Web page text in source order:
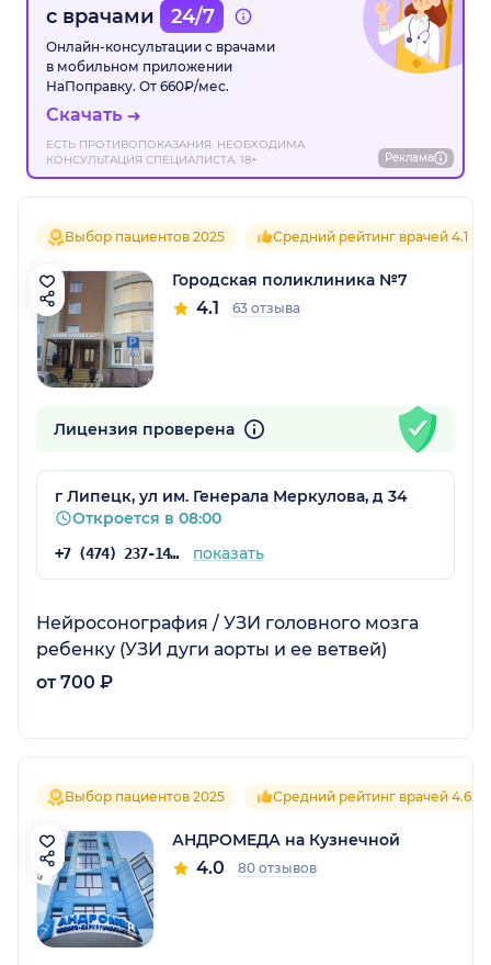
с врачами 24/7
Онлайн-консультации с врачами
в мобильном приложении
НаПоправку. От 660₽/мес.
Скачать
ЕСТЬ ПРОТИВОПОКАЗАНИЯ. НЕОБХОДИМА
КОНСУЛЬТАЦИЯ СПЕЦИАЛИСТА. 18+
Реклама
Выбор пациентов 2025 Средний рейтинг врачей 4.1
Городская поликлиника №7
4.1 63 отзыва
Лицензия проверена
г Липецк, ул им. Генерала Меркулова, д 34
Откроется в 08:00
+7 (474) 237-14-00 показать
Нейросонография / УЗИ головного мозга
ребенку (УЗИ дуги аорты и ее ветвей)
от 700 ₽
Выбор пациентов 2025 Средний рейтинг врачей 4.6
АНДРОМЕДА на Кузнечной
4.0 80 отзывов